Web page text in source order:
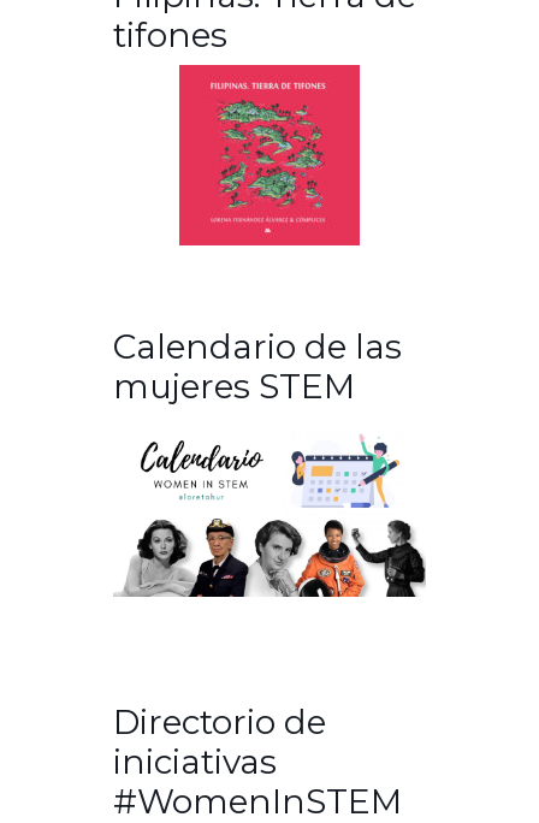
tifones
Calendario de las
mujeres STEM
Directorio de
iniciativas
#WomenInSTEM